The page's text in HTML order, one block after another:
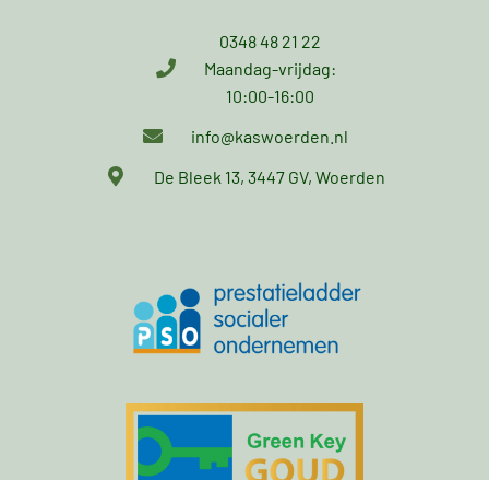
0348 48 21 22
Maandag-vrijdag:
10:00-16:00
info@kaswoerden.nl
De Bleek 13, 3447 GV, Woerden